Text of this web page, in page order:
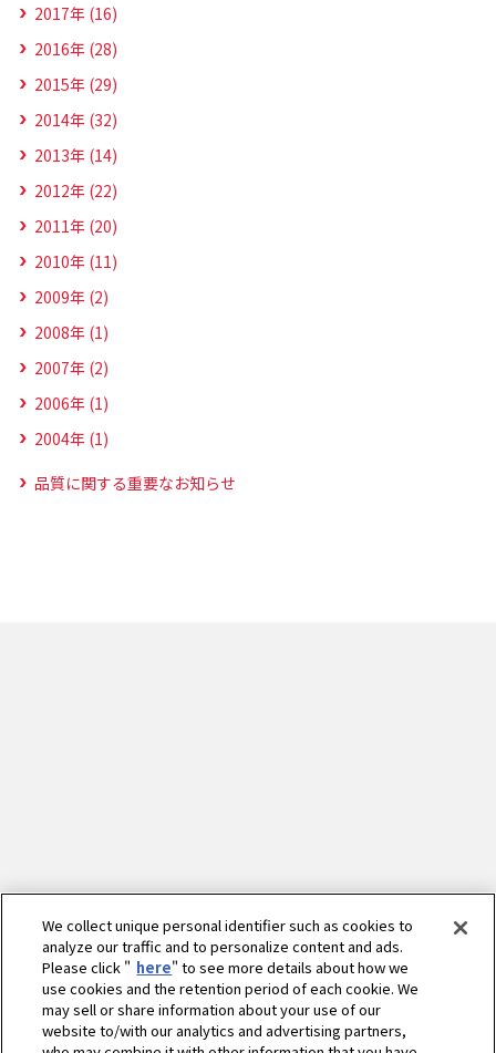
2017年 (16)
2016年 (28)
2015年 (29)
2014年 (32)
2013年 (14)
2012年 (22)
2011年 (20)
2010年 (11)
2009年 (2)
2008年 (1)
2007年 (2)
2006年 (1)
2004年 (1)
品質に関する重要なお知らせ
We collect unique personal identifier such as cookies to
analyze our traffic and to personalize content and ads.
Please click " here" to see more details about how we
use cookies and the retention period of each cookie. We
may sell or share information about your use of our
website to/with our analytics and advertising partners,